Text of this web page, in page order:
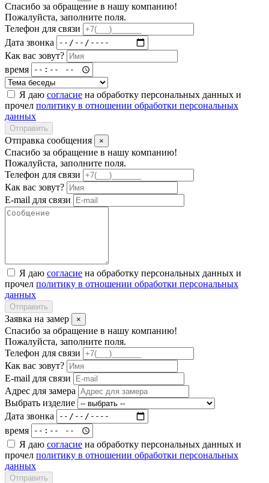
Спасибо за обращение в нашу компанию!
Пожалуйста, заполните поля.
Телефон для связи
Дата звонка
Как вас зовут?
время
Я даю согласие на обработку персональных данных и
прочел политику в отношении обработки персональных
данных
Отправить
Отправка сообщения ×
Спасибо за обращение в нашу компанию!
Пожалуйста, заполните поля.
Телефон для связи
Как вас зовут?
E-mail для связи
Я даю согласие на обработку персональных данных и
прочел политику в отношении обработки персональных
данных
Отправить
Заявка на замер ×
Спасибо за обращение в нашу компанию!
Пожалуйста, заполните поля.
Телефон для связи
Как вас зовут?
E-mail для связи
Адрес для замера
Выбрать изделие
Дата звонка
время
Я даю согласие на обработку персональных данных и
прочел политику в отношении обработки персональных
данных
Отправить